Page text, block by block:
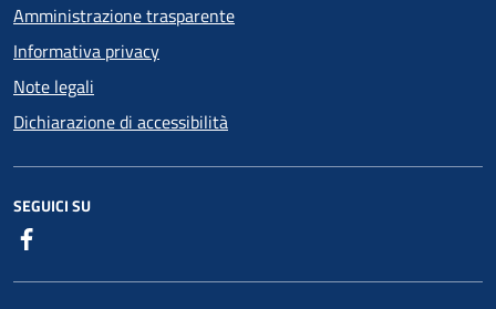
Amministrazione trasparente
Informativa privacy
Note legali
Dichiarazione di accessibilità
SEGUICI SU